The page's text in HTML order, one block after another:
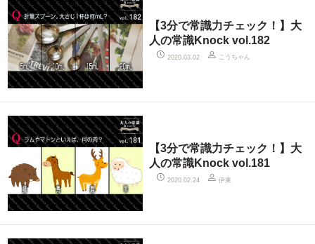
【3分で常識力チェック！】大
人の常識Knock vol.182
2020.03.02 こうちゃん
【3分で常識力チェック！】大
人の常識Knock vol.181
2020.02.24 伊東